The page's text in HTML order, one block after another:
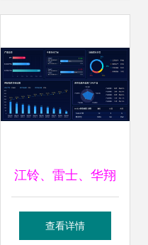
江铃、雷士、华翔
数字化工厂MES大
查看详情